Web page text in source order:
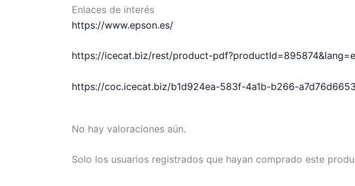
Enlaces de interés
https://www.epson.es/
https://icecat.biz/rest/product-
https://coc.icecat.biz/b1d924ea-583f-4a1b-b266-
No hay valoraciones aún.
Solo los usuarios registrados que hayan comprado este